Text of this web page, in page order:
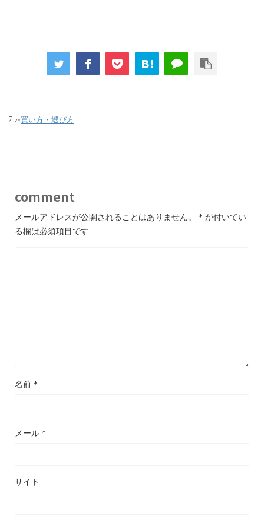
-買い方・選び方
comment
メールアドレスが公開されることはありません。 * が付いてい
る欄は必須項目です
名前 *
メール *
サイト